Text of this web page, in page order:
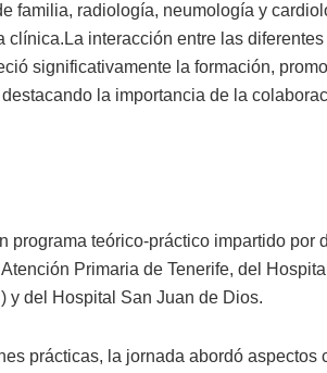
familia, radiología, neumología y
clínica.La interacción entre las diferentes
significativamente la formación,
la importancia de la
programa teórico-práctico impartido por
Primaria de Tenerife, del Hospital
y del Hospital San Juan de Dios.
prácticas, la jornada abordó aspectos